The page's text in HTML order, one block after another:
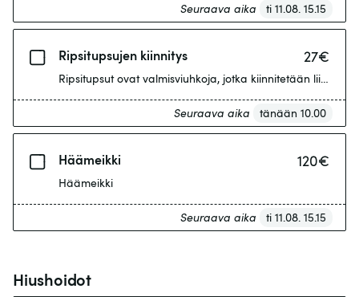
Seuraava aika ti 11.08. 15.15
Ripsitupsujen kiinnitys 27€
Seuraava aika tänään 10.00
Häämeikki 120€
Häämeikki
Seuraava aika ti 11.08. 15.15
Hiushoidot